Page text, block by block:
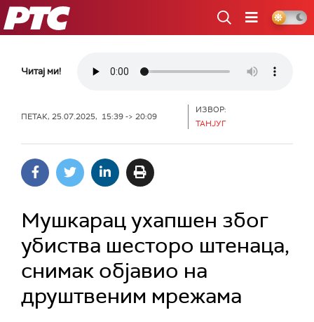
РТС
Читај ми!
ПЕТАК, 25.07.2025, 15:39 -> 20:09
ИЗВОР:
ТАНЈУГ
Мушкарац ухапшен због
убиства шесторо штенаца,
снимак објавио на
друштвеним мрежама